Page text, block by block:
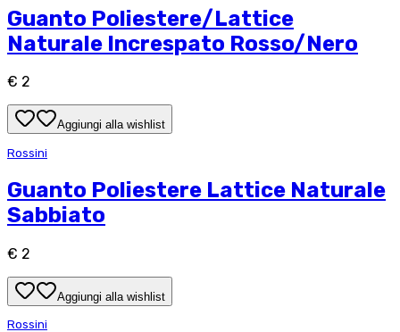
Guanto Poliestere/Lattice
Naturale Increspato Rosso/Nero
€ 2
Aggiungi alla wishlist
Rossini
Guanto Poliestere Lattice Naturale
Sabbiato
€ 2
Aggiungi alla wishlist
Rossini